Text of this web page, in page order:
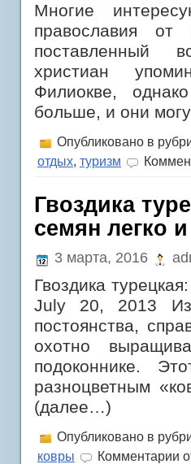
Многие
православия от
поставленный
христиан
Филиокве,
больше, и они
Опубликовано в
отдых, туризм
Гвоздика
семян легко
3 марта, 2016
Гвоздика
July 20, 2013
постоянства,
охотно
подоконнике.
разноцветным
(далее…)
Опубликовано в
ковры
Комментарии